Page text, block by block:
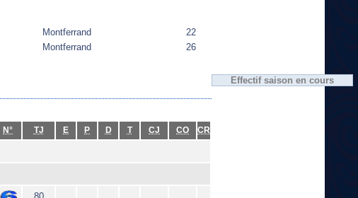
Montferrand
22
Montferrand 26
Effectif saison en cours
N° TJ E P D T CJ CO CR